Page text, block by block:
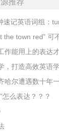
推荐
速记英语词组：
the town red” 可
作能用上的表达
，打造高效英语
哈尔遭遇数十年
怎么表达？？？